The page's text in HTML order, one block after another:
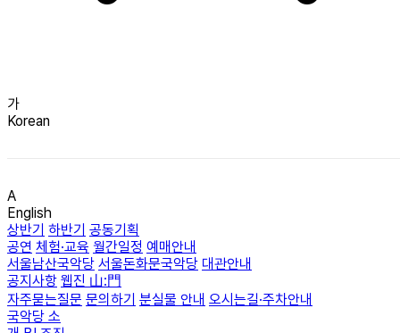
가
Korean
A
English
상반기 하반기 공동기획
공연 체험·교육 월간일정 예매안내
서울남산국악당 서울돈화문국악당 대관안내
공지사항 웹진 山:門
자주묻는질문 문의하기 분실물 안내 오시는길·주차안내
국악당 소